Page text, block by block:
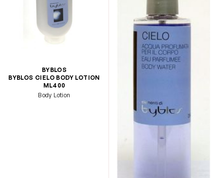
BYBLOS
BYBLOS CIELO BODY LOTION
ML400
Body Lotion